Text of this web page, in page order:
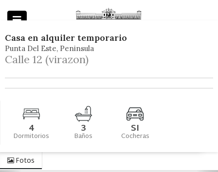
Casa en alquiler temporario
Punta Del Este Peninsula
Calle 12 (virazon)
4
Dormitorios 3
Baños SI
Cocheras
Fotos